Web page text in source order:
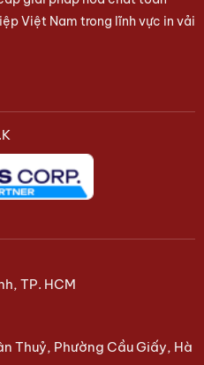
Việt Nam trong lĩnh vực in vải
TP. HCM
Thuỷ, Phường Cầu Giấy, Hà